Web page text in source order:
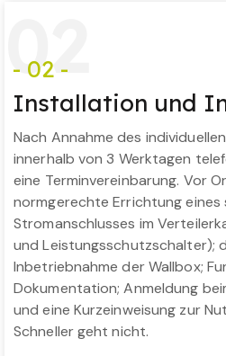
02
- 02 -
Installation und
Nach Annahme des
innerhalb von 3 Werktagen
eine Terminvereinbarung. Vor
normgerechte Errichtung eines
Stromanschlusses im
und Leistungsschutzschalter);
Inbetriebnahme der Wallbox;
Dokumentation; Anmeldung
und eine Kurzeinweisung zur
Schneller geht nicht.